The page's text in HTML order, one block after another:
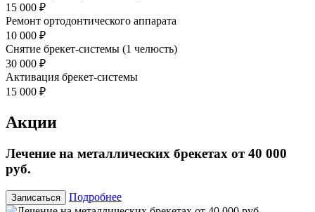
15 000 ₽
Ремонт ортодонтического аппарата
10 000 ₽
Снятие брекет-системы (1 челюсть)
30 000 ₽
Активация брекет-системы
15 000 ₽
Акции
Лечение на металлических брекетах от 40 000
руб.
Записаться Подробнее